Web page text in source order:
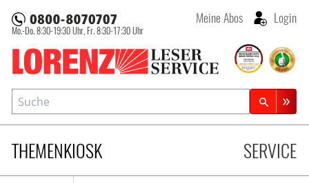
Lorenz Leserservice
Mo.-Do. 8:30-19:30 Uhr, Fr. 8:30-17:30 Uhr
Meine Abos Login
THEMENKIOSK
SERVICE
Suche
Zeitschriftensuche